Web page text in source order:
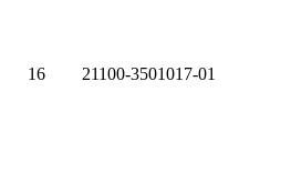
16 21100-3501017-01